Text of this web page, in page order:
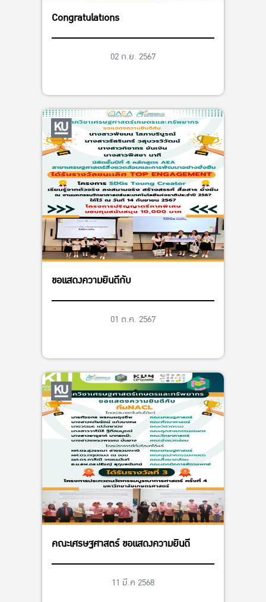
Congratulations
02 ก.ย. 2567
ขอแสดงความยินดีกับ
01 ต.ค. 2567
คณะเศรษฐศาสตร์ ขอแสดงความยินดี
11 มี.ค 2568